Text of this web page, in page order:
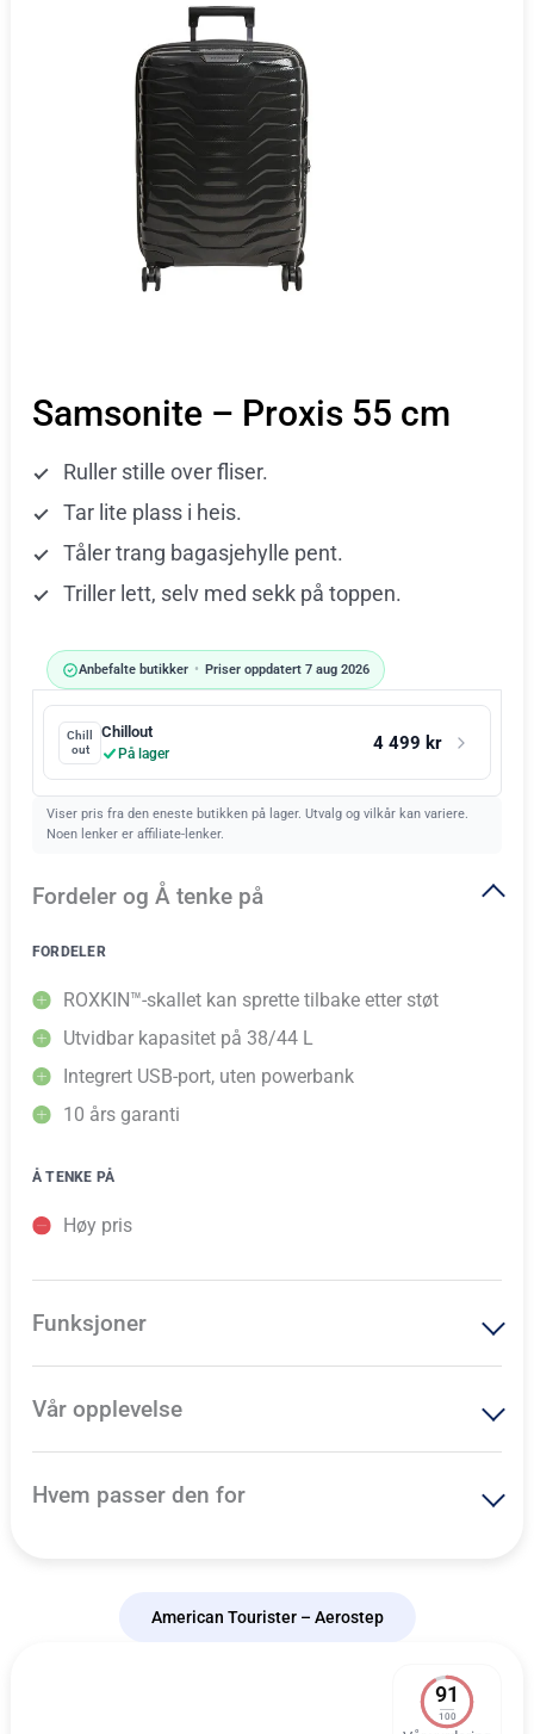
Samsonite – Proxis 55 cm
Ruller stille over fliser.
Tar lite plass i heis.
Tåler trang bagasjehylle pent.
Triller lett, selv med sekk på toppen.
Anbefalte butikker • Priser oppdatert 7 aug 2026
Chill
out
Chillout
På lager
4 499 kr
Viser pris fra den eneste butikken på lager. Utvalg og vilkår kan variere.
Noen lenker er affiliate-lenker.
Fordeler og Å tenke på
FORDELER
ROXKIN™-skallet kan sprette tilbake etter støt
Utvidbar kapasitet på 38/44 L
Integrert USB-port, uten powerbank
10 års garanti
Å TENKE PÅ
Høy pris
Funksjoner
Vår opplevelse
Hvem passer den for
American Tourister – Aerostep
91
100